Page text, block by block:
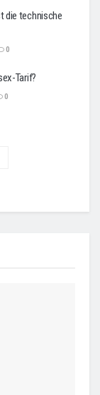
die technische
0
Tarif?
0